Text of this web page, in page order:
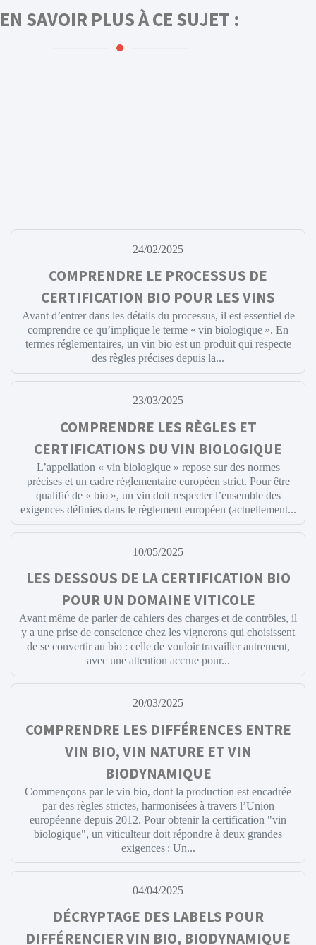
EN SAVOIR PLUS À CE SUJET :
24/02/2025
COMPRENDRE LE PROCESSUS DE
CERTIFICATION BIO POUR LES VINS
Avant d’entrer dans les détails du processus, il est essentiel de
comprendre ce qu’implique le terme « vin biologique ». En
termes réglementaires, un vin bio est un produit qui respecte
des règles précises depuis la...
23/03/2025
COMPRENDRE LES RÈGLES ET
CERTIFICATIONS DU VIN BIOLOGIQUE
L’appellation « vin biologique » repose sur des normes
précises et un cadre réglementaire européen strict. Pour être
qualifié de « bio », un vin doit respecter l’ensemble des
exigences définies dans le règlement européen (actuellement...
10/05/2025
LES DESSOUS DE LA CERTIFICATION BIO
POUR UN DOMAINE VITICOLE
Avant même de parler de cahiers des charges et de contrôles, il
y a une prise de conscience chez les vignerons qui choisissent
de se convertir au bio : celle de vouloir travailler autrement,
avec une attention accrue pour...
20/03/2025
COMPRENDRE LES DIFFÉRENCES ENTRE
VIN BIO, VIN NATURE ET VIN
BIODYNAMIQUE
Commençons par le vin bio, dont la production est encadrée
par des règles strictes, harmonisées à travers l’Union
européenne depuis 2012. Pour obtenir la certification "vin
biologique", un viticulteur doit répondre à deux grandes
exigences : Un...
04/04/2025
DÉCRYPTAGE DES LABELS POUR
DIFFÉRENCIER VIN BIO, BIODYNAMIQUE